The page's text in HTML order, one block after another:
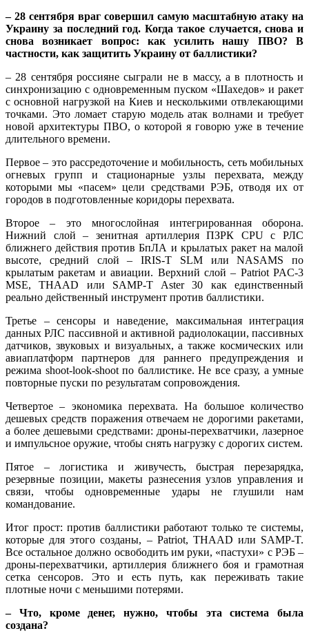
– 28 сентября враг совершил самую масштабную атаку на
Украину за последний год. Когда такое случается, снова и
снова возникает вопрос: как усилить нашу ПВО? В
частности, как защитить Украину от баллистики?
– 28 сентября россияне сыграли не в массу, а в плотность и
синхронизацию с одновременным пуском «Шахедов» и ракет
с основной нагрузкой на Киев и несколькими отвлекающими
точками. Это ломает старую модель атак волнами и требует
новой архитектуры ПВО, о которой я говорю уже в течение
длительного времени.
Первое – это рассредоточение и мобильность, сеть мобильных
огневых групп и стационарные узлы перехвата, между
которыми мы «пасем» цели средствами РЭБ, отводя их от
городов в подготовленные коридоры перехвата.
Второе – это многослойная интегрированная оборона.
Нижний слой – зенитная артиллерия ПЗРК СРU с РЛС
ближнего действия против БпЛА и крылатых ракет на малой
высоте, средний слой – IRIS-T SLM или NASAMS по
крылатым ракетам и авиации. Верхний слой – Patriot PAC-3
MSE, THAAD или SAMP-T Aster 30 как единственный
реально действенный инструмент против баллистики.
Третье – сенсоры и наведение, максимальная интеграция
данных РЛС пассивной и активной радиолокации, пассивных
датчиков, звуковых и визуальных, а также космических или
авиаплатформ партнеров для раннего предупреждения и
режима shoot-look-shoot по баллистике. Не все сразу, а умные
повторные пуски по результатам сопровождения.
Четвертое – экономика перехвата. На большое количество
дешевых средств поражения отвечаем не дорогими ракетами,
а более дешевыми средствами: дроны-перехватчики, лазерное
и импульсное оружие, чтобы снять нагрузку с дорогих систем.
Пятое – логистика и живучесть, быстрая перезарядка,
резервные позиции, макеты разнесения узлов управления и
связи, чтобы одновременные удары не глушили нам
командование.
Итог прост: против баллистики работают только те системы,
которые для этого созданы, – Patriot, THAAD или SAMP-T.
Все остальное должно освободить им руки, «пастухи» с РЭБ –
дроны-перехватчики, артиллерия ближнего боя и грамотная
сетка сенсоров. Это и есть путь, как переживать такие
плотные ночи с меньшими потерями.
– Что, кроме денег, нужно, чтобы эта система была
создана?